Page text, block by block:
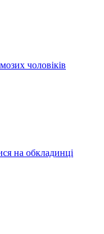
чоловіків
на обкладинці